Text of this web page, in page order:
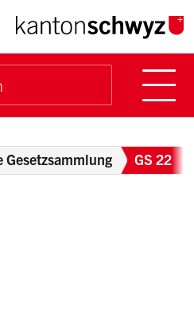
Kanton
Breadcrumb
Gesetzsammlung GS 22